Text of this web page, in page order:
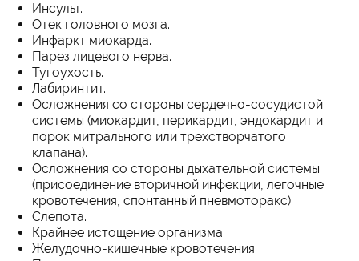
Инсульт.
Отек головного мозга.
Инфаркт миокарда.
Парез лицевого нерва.
Тугоухость.
Лабиринтит.
Осложнения со стороны сердечно-сосудистой
системы (миокардит, перикардит, эндокардит и
порок митрального или трехстворчатого
клапана).
Осложнения со стороны дыхательной системы
(присоединение вторичной инфекции, легочные
кровотечения, спонтанный пневмоторакс).
Слепота.
Крайнее истощение организма.
Желудочно-кишечные кровотечения.